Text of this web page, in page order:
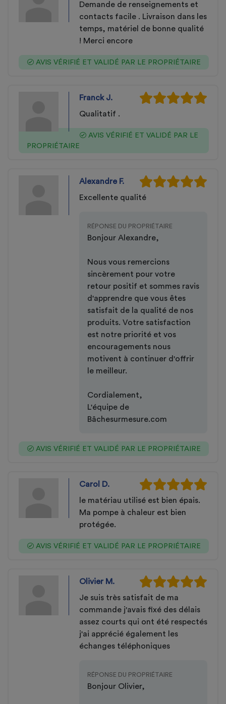
Demande de renseignements et
contacts facile . Livraison dans les
temps, matériel de bonne qualité
! Merci encore
AVIS VÉRIFIÉ ET VALIDÉ PAR LE PROPRIÉTAIRE
Franck J.
Qualitatif .
AVIS VÉRIFIÉ ET VALIDÉ PAR LE
PROPRIÉTAIRE
Alexandre F.
Excellente qualité
RÉPONSE DU PROPRIÉTAIRE
Bonjour Alexandre,
Nous vous remercions
sincèrement pour votre
retour positif et sommes ravis
d'apprendre que vous êtes
satisfait de la qualité de nos
produits. Votre satisfaction
est notre priorité et vos
encouragements nous
motivent à continuer d'offrir
le meilleur.
Cordialement,
L'équipe de
Bâchesurmesure.com
AVIS VÉRIFIÉ ET VALIDÉ PAR LE PROPRIÉTAIRE
Carol D.
le matériau utilisé est bien épais.
Ma pompe à chaleur est bien
protégée.
AVIS VÉRIFIÉ ET VALIDÉ PAR LE PROPRIÉTAIRE
Olivier M.
Je suis très satisfait de ma
commande j'avais fixé des délais
assez courts qui ont été respectés
j'ai apprécié également les
échanges téléphoniques
RÉPONSE DU PROPRIÉTAIRE
Bonjour Olivier,